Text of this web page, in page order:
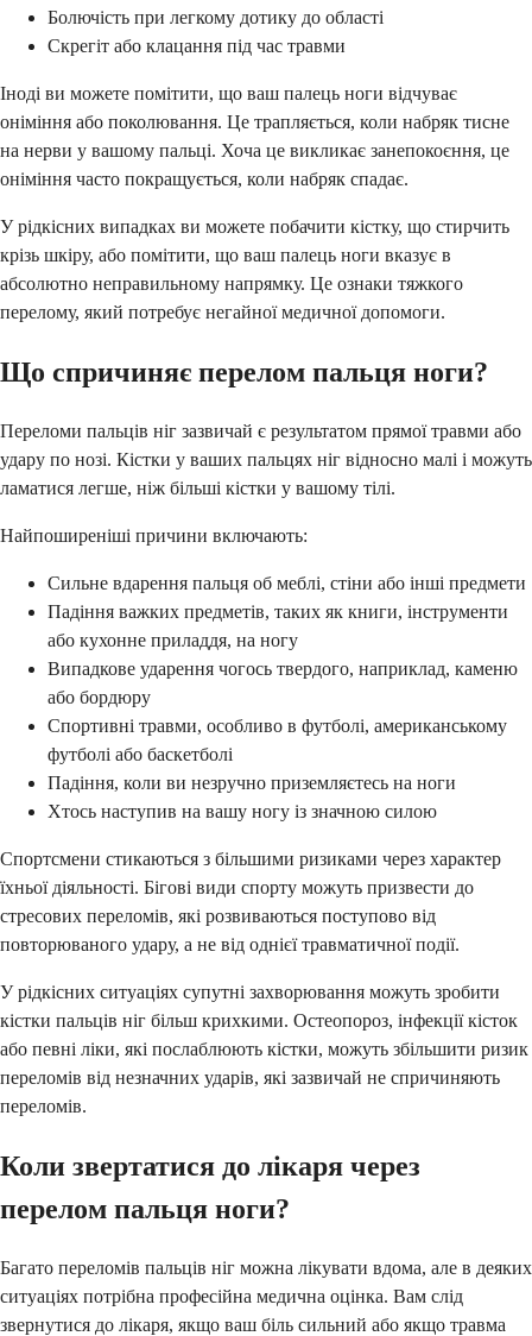
Болючість при легкому дотику до області
Скрегіт або клацання під час травми
Іноді ви можете помітити, що ваш палець ноги відчуває
оніміння або поколювання. Це трапляється, коли набряк тисне
на нерви у вашому пальці. Хоча це викликає занепокоєння, це
оніміння часто покращується, коли набряк спадає.
У рідкісних випадках ви можете побачити кістку, що стирчить
крізь шкіру, або помітити, що ваш палець ноги вказує в
абсолютно неправильному напрямку. Це ознаки тяжкого
перелому, який потребує негайної медичної допомоги.
Що спричиняє перелом пальця ноги?
Переломи пальців ніг зазвичай є результатом прямої травми або
удару по нозі. Кістки у ваших пальцях ніг відносно малі і можуть
ламатися легше, ніж більші кістки у вашому тілі.
Найпоширеніші причини включають:
Сильне вдарення пальця об меблі, стіни або інші предмети
Падіння важких предметів, таких як книги, інструменти
або кухонне приладдя, на ногу
Випадкове ударення чогось твердого, наприклад, каменю
або бордюру
Спортивні травми, особливо в футболі, американському
футболі або баскетболі
Падіння, коли ви незручно приземляєтесь на ноги
Хтось наступив на вашу ногу із значною силою
Спортсмени стикаються з більшими ризиками через характер
їхньої діяльності. Бігові види спорту можуть призвести до
стресових переломів, які розвиваються поступово від
повторюваного удару, а не від однієї травматичної події.
У рідкісних ситуаціях супутні захворювання можуть зробити
кістки пальців ніг більш крихкими. Остеопороз, інфекції кісток
або певні ліки, які послаблюють кістки, можуть збільшити ризик
переломів від незначних ударів, які зазвичай не спричиняють
переломів.
Коли звертатися до лікаря через
перелом пальця ноги?
Багато переломів пальців ніг можна лікувати вдома, але в деяких
ситуаціях потрібна професійна медична оцінка. Вам слід
звернутися до лікаря, якщо ваш біль сильний або якщо травма